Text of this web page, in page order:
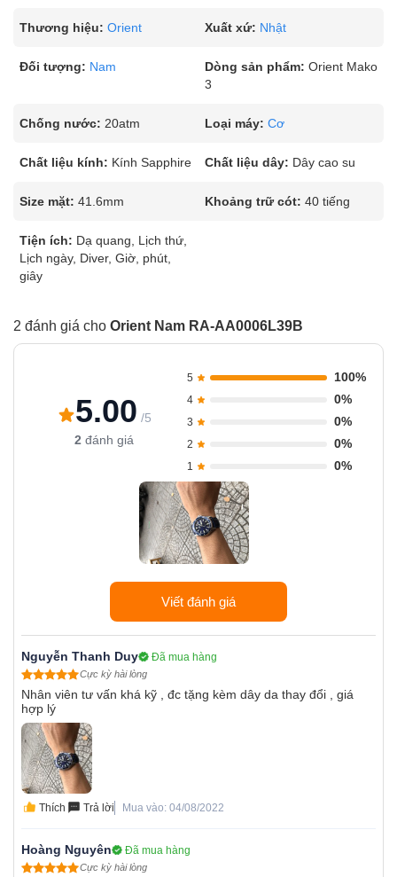
Thương hiệu: Orient Xuất xứ: Nhật
Đối tượng: Nam Dòng sản phẩm: Orient Mako
3
Chống nước: 20atm Loại máy: Cơ
Chất liệu kính: Kính Sapphire Chất liệu dây: Dây cao su
Size mặt: 41.6mm Khoảng trữ cót: 40 tiếng
Tiện ích: Dạ quang, Lịch thứ,
Lịch ngày, Diver, Giờ, phút,
giây
2 đánh giá cho Orient Nam RA-AA0006L39B
5.00 /5
2 đánh giá
5 100%
4 0%
3 0%
2 0%
1 0%
Viết đánh giá
Nguyễn Thanh Duy Đã mua hàng
Cực kỳ hài lòng
Nhân viên tư vấn khá kỹ , đc tặng kèm dây da thay đổi , giá
hợp lý
Thích Trả lời Mua vào: 04/08/2022
Hoàng Nguyên Đã mua hàng
Cực kỳ hài lòng